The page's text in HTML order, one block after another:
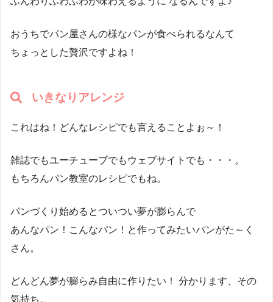
おうちでパン屋さんの様なパンが食べられるなんて
ちょっとした贅沢ですよね！
いきなりアレンジ
これはね！どんなレシピでも言えることよぉ～！
雑誌でもユーチューブでもウェブサイトでも・・・。
もちろんパン教室のレシピでもね。
パンづくり始めるとついつい夢が膨らんで
あんなパン！こんなパン！と作ってみたいパンがた～く
さん。
どんどん夢が膨らみ自由に作りたい！ 分かります、その
気持ち。